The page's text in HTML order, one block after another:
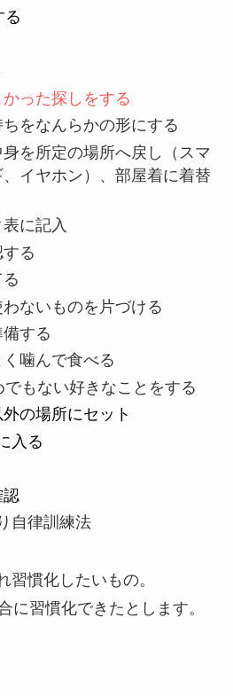
る
った探しをする
をなんらかの形にする
を所定の場所へ戻し（スマ
イヤホン）、部屋着に着替
に記入
る
ないものを片づける
する
噛んで食べる
もない好きなことをする
の場所にセット
入る
認
自律訓練法
習慣化したいもの。
に習慣化できたとします。